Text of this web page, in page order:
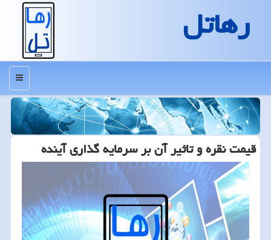
رهاتل
منو
قیمت نقره و تاثیر آن بر سرمایه گذاری آینده